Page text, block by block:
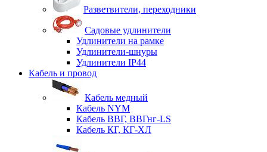
Разветвители, переходники
Садовые удлинители
Удлинители на рамке
Удлинители-шнуры
Удлинители IP44
Кабель и провод
Кабель медный
Кабель NYM
Кабель ВВГ, ВВГнг-LS
Кабель КГ, КГ-ХЛ